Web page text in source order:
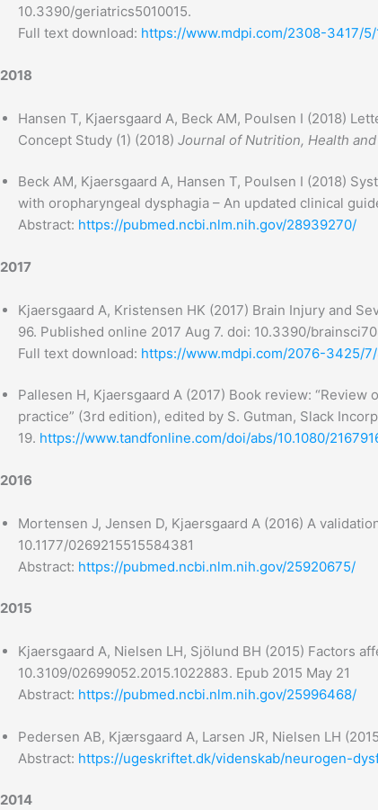
10.3390/geriatrics5010015.
Full text download: https://www.mdpi.com/2308-3417/5/
2018
Hansen T, Kjaersgaard A, Beck AM, Poulsen I (2018)
Concept Study (1) (2018) Journal of Nutrition, Health
Beck AM, Kjaersgaard A, Hansen T, Poulsen I (2018)
with oropharyngeal dysphagia – An updated clinical
Abstract: https://pubmed.ncbi.nlm.nih.gov/28939270/
2017
Kjaersgaard A, Kristensen HK (2017) Brain Injury and
96. Published online 2017 Aug 7. doi: 10.3390/
Full text download: https://www.mdpi.com/2076-3425/
Pallesen H, Kjaersgaard A (2017) Book review:
practice” (3rd edition), edited by S. Gutman, Slack
19. https://www.tandfonline.com/doi/abs/10.1080/
2016
Mortensen J, Jensen D, Kjaersgaard A (2016) A
10.1177/0269215515584381
Abstract: https://pubmed.ncbi.nlm.nih.gov/25920675/
2015
Kjaersgaard A, Nielsen LH, Sjölund BH (2015) Factors
10.3109/02699052.2015.1022883. Epub 2015 May 21
Abstract: https://pubmed.ncbi.nlm.nih.gov/25996468/
Pedersen AB, Kjærsgaard A, Larsen JR, Nielsen LH
Abstract: https://ugeskriftet.dk/videnskab/neurogen-
2014